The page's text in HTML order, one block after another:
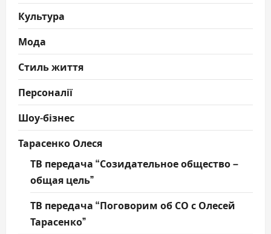
Культура
Мода
Стиль життя
Персоналії
Шоу-бізнес
Тарасенко Олеся
ТВ передача “Созидательное общество –
общая цель”
ТВ передача “Поговорим об СО с Олесей
Тарасенко”